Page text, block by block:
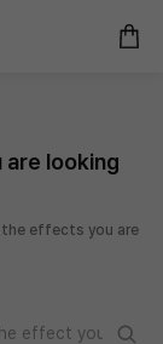
looking
effects you are